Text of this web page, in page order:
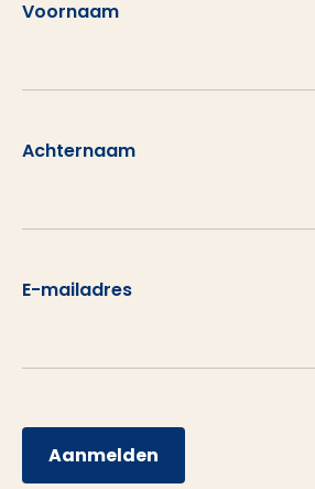
Voornaam
Achternaam
E-mailadres
Aanmelden